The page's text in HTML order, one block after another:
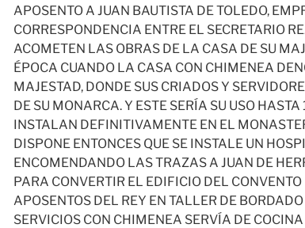
APOSENTO A JUAN BAUTISTA DE TOLEDO,
CORRESPONDENCIA ENTRE EL SECRETARIO
ACOMETEN LAS OBRAS DE LA CASA DE SU
ÉPOCA CUANDO LA CASA CON CHIMENEA
MAJESTAD, DONDE SUS CRIADOS Y
DE SU MONARCA. Y ESTE SERÍA SU USO
INSTALAN DEFINITIVAMENTE EN EL
DISPONE ENTONCES QUE SE INSTALE UN
ENCOMENDANDO LAS TRAZAS A JUAN DE
PARA CONVERTIR EL EDIFICIO DEL
APOSENTOS DEL REY EN TALLER DE
SERVICIOS CON CHIMENEA SERVÍA DE